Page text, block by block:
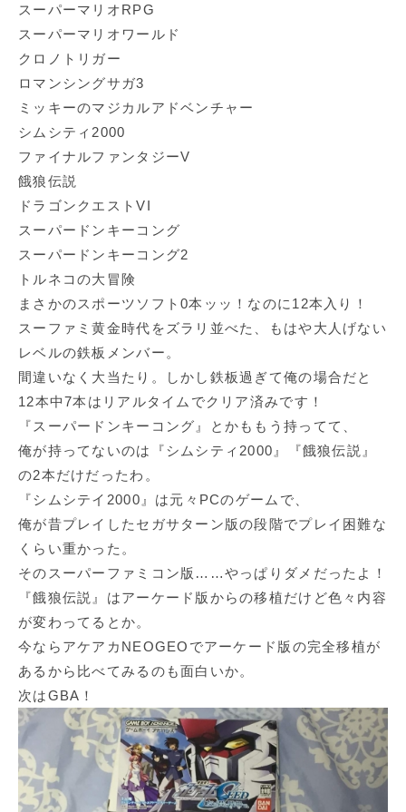
スーパーマリオRPG
スーパーマリオワールド
クロノトリガー
ロマンシングサガ3
ミッキーのマジカルアドベンチャー
シムシティ2000
ファイナルファンタジーV
餓狼伝説
ドラゴンクエストVI
スーパードンキーコング
スーパードンキーコング2
トルネコの大冒険
まさかのスポーツソフト0本ッッ！なのに12本入り！
スーファミ黄金時代をズラリ並べた、もはや大人げない
レベルの鉄板メンバー。
間違いなく大当たり。しかし鉄板過ぎて俺の場合だと
12本中7本はリアルタイムでクリア済みです！
『スーパードンキーコング』とかももう持ってて、
俺が持ってないのは『シムシティ2000』『餓狼伝説』
の2本だけだったわ。
『シムシテイ2000』は元々PCのゲームで、
俺が昔プレイしたセガサターン版の段階でプレイ困難な
くらい重かった。
そのスーパーファミコン版……やっぱりダメだったよ！
『餓狼伝説』はアーケード版からの移植だけど色々内容
が変わってるとか。
今ならアケアカNEOGEOでアーケード版の完全移植が
あるから比べてみるのも面白いか。
次はGBA！